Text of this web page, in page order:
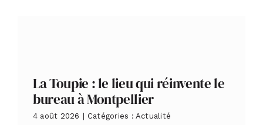
La Toupie : le lieu qui réinvente le
bureau à Montpellier
4 août 2026 Catégories : Actualité